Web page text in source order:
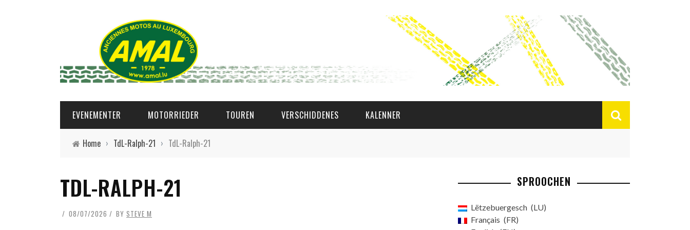
EVENEMENTER MOTORRIEDER TOUREN VERSCHIDDENES KALENNER
Home › TdL-Ralph-21 › TdL-Ralph-21
TDL-RALPH-21
08/07/2026 BY STEVE M
SPROOCHEN
Lëtzebuergesch
LU
Français
FR